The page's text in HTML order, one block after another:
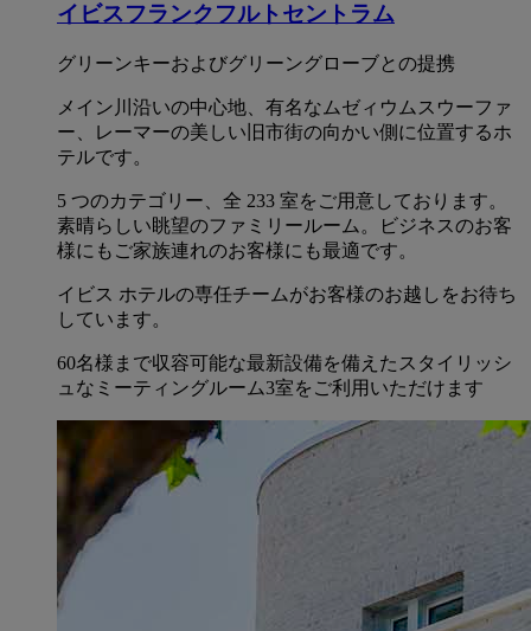
イビスフランクフルトセントラム
グリーンキーおよびグリーングローブとの提携
メイン川沿いの中心地、有名なムゼィウムスウーファ
ー、レーマーの美しい旧市街の向かい側に位置するホ
テルです。
5 つのカテゴリー、全 233 室をご用意しております。
素晴らしい眺望のファミリールーム。ビジネスのお客
様にもご家族連れのお客様にも最適です。
イビス ホテルの専任チームがお客様のお越しをお待ち
しています。
60名様まで収容可能な最新設備を備えたスタイリッシ
ュなミーティングルーム3室をご利用いただけます